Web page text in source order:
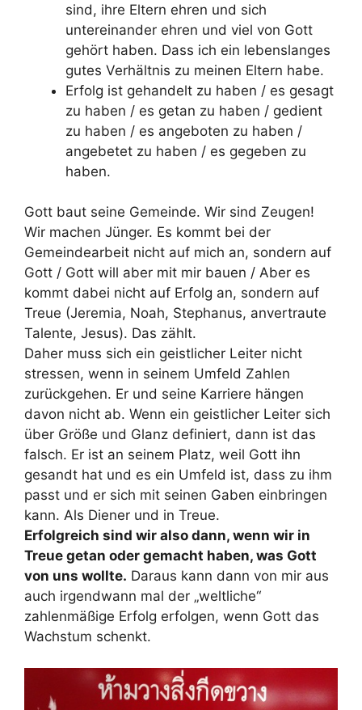
sind, ihre Eltern ehren und sich
untereinander ehren und viel von Gott
gehört haben. Dass ich ein lebenslanges
gutes Verhältnis zu meinen Eltern habe.
Erfolg ist gehandelt zu haben / es gesagt
zu haben / es getan zu haben / gedient
zu haben / es angeboten zu haben /
angebetet zu haben / es gegeben zu
haben.
Gott baut seine Gemeinde. Wir sind Zeugen!
Wir machen Jünger. Es kommt bei der
Gemeindearbeit nicht auf mich an, sondern auf
Gott / Gott will aber mit mir bauen / Aber es
kommt dabei nicht auf Erfolg an, sondern auf
Treue (Jeremia, Noah, Stephanus, anvertraute
Talente, Jesus). Das zählt.
Daher muss sich ein geistlicher Leiter nicht
stressen, wenn in seinem Umfeld Zahlen
zurückgehen. Er und seine Karriere hängen
davon nicht ab. Wenn ein geistlicher Leiter sich
über Größe und Glanz definiert, dann ist das
falsch. Er ist an seinem Platz, weil Gott ihn
gesandt hat und es ein Umfeld ist, dass zu ihm
passt und er sich mit seinen Gaben einbringen
kann. Als Diener und in Treue.
Erfolgreich sind wir also dann, wenn wir in
Treue getan oder gemacht haben, was Gott
von uns wollte. Daraus kann dann von mir aus
auch irgendwann mal der „weltliche“
zahlenmäßige Erfolg erfolgen, wenn Gott das
Wachstum schenkt.